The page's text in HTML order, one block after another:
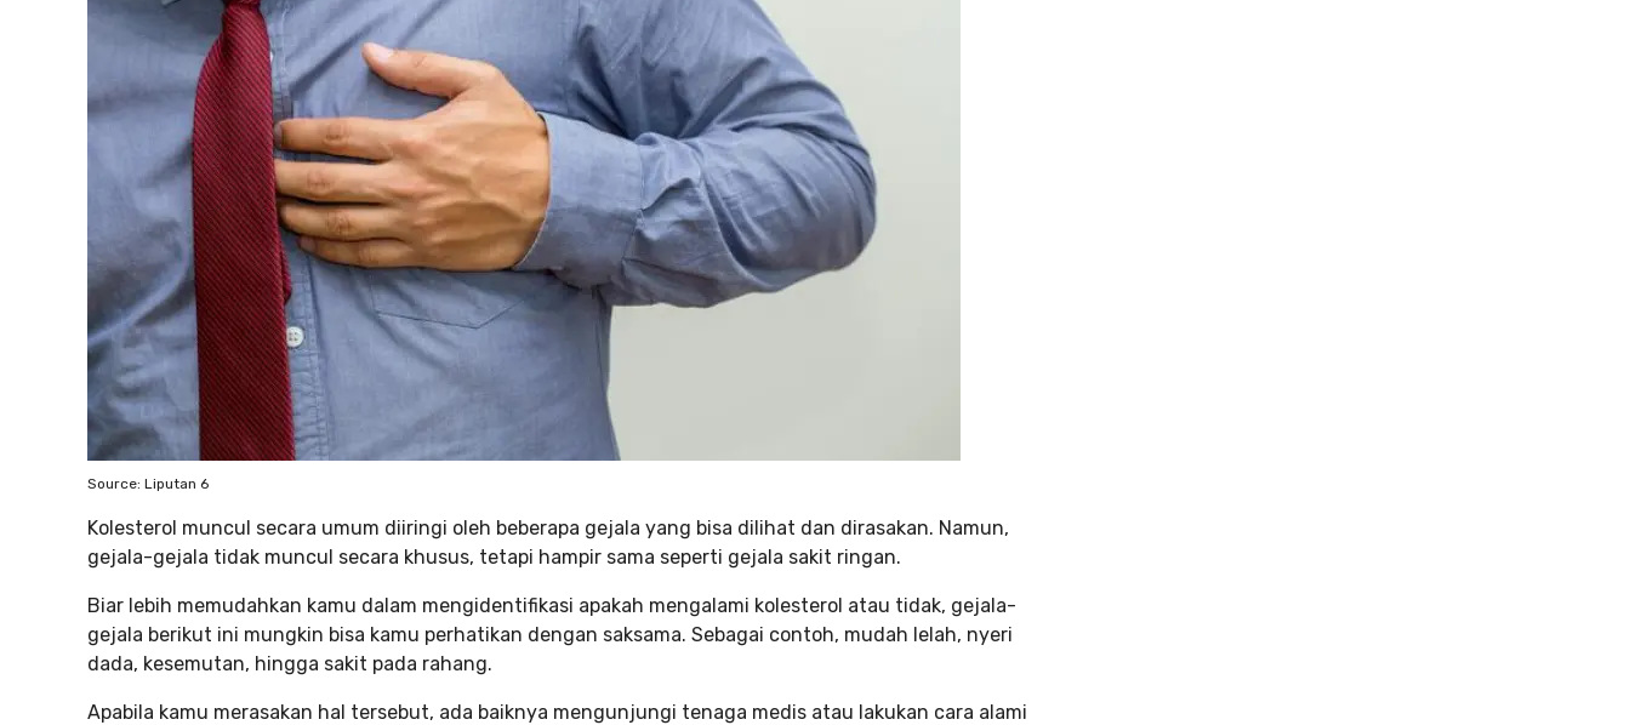
Source: Liputan 6
Kolesterol muncul secara umum diiringi oleh beberapa gejala yang bisa dilihat dan dirasakan. Namun,
gejala-gejala tidak muncul secara khusus, tetapi hampir sama seperti gejala sakit ringan.
Biar lebih memudahkan kamu dalam mengidentifikasi apakah mengalami kolesterol atau tidak, gejala-
gejala berikut ini mungkin bisa kamu perhatikan dengan saksama. Sebagai contoh, mudah lelah, nyeri
dada, kesemutan, hingga sakit pada rahang.
Apabila kamu merasakan hal tersebut, ada baiknya mengunjungi tenaga medis atau lakukan cara alami